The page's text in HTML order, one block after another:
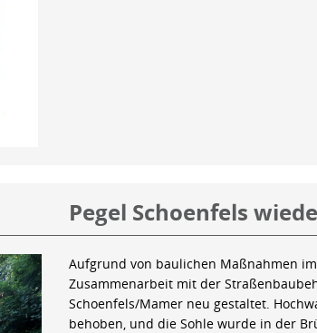
Pegel Schoenfels
Aufgrund von baulichen Maßnahmen
Zusammenarbeit mit der
Schoenfels/Mamer neu gestaltet.
behoben, und die Sohle wurde in der